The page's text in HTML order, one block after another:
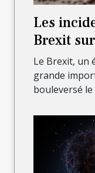
Les
Brexit
Le Brexit, un
grande
bouleversé le